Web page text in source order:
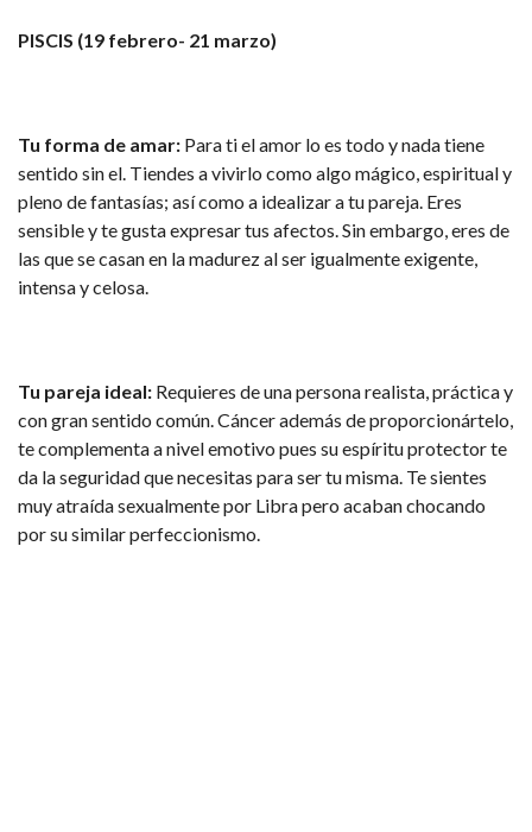
PISCIS (19 febrero- 21 marzo)
Tu forma de amar: Para ti el amor lo es todo y nada tiene
sentido sin el. Tiendes a vivirlo como algo mágico, espiritual y
pleno de fantasías; así como a idealizar a tu pareja. Eres
sensible y te gusta expresar tus afectos. Sin embargo, eres de
las que se casan en la madurez al ser igualmente exigente,
intensa y celosa.
Tu pareja ideal: Requieres de una persona realista, práctica y
con gran sentido común. Cáncer además de proporcionártelo,
te complementa a nivel emotivo pues su espíritu protector te
da la seguridad que necesitas para ser tu misma. Te sientes
muy atraída sexualmente por Libra pero acaban chocando
por su similar perfeccionismo.